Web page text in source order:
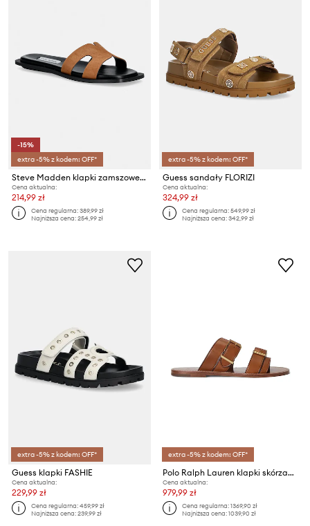
-15%
extra -5% z kodem: OFF*
Steve Madden klapki zamszowe Sofia
Cena aktualna:
214,99 zł
Cena regularna:389,99 zł
Najniższa cena:254,99 zł
extra -5% z kodem: OFF*
Guess sandały FLORIZI
Cena aktualna:
324,99 zł
Cena regularna:549,99 zł
Najniższa cena:342,99 zł
extra -5% z kodem: OFF*
Guess klapki FASHIE
Cena aktualna:
229,99 zł
Cena regularna:459,99 zł
Najniższa cena:239,99 zł
extra -5% z kodem: OFF*
Polo Ralph Lauren klapki skórzane Bkle Slide
Cena aktualna:
979,99 zł
Cena regularna:1369,90 zł
Najniższa cena:1039,90 zł